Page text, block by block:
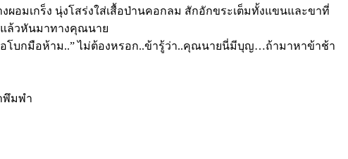
อมเกร็ง นุ่งโสร่งใส่เสื้อป่านคอกลม สักอักขระเต็มทั้งแขนและขาที่
แล้วหันมาทางคุณนาย
อโบกมือห้าม..” ไม่ต้องหรอก..ข้ารู้ว่า..คุณนายนี่มีบุญ…ถ้ามาหาข้าช้า
พึมพำ